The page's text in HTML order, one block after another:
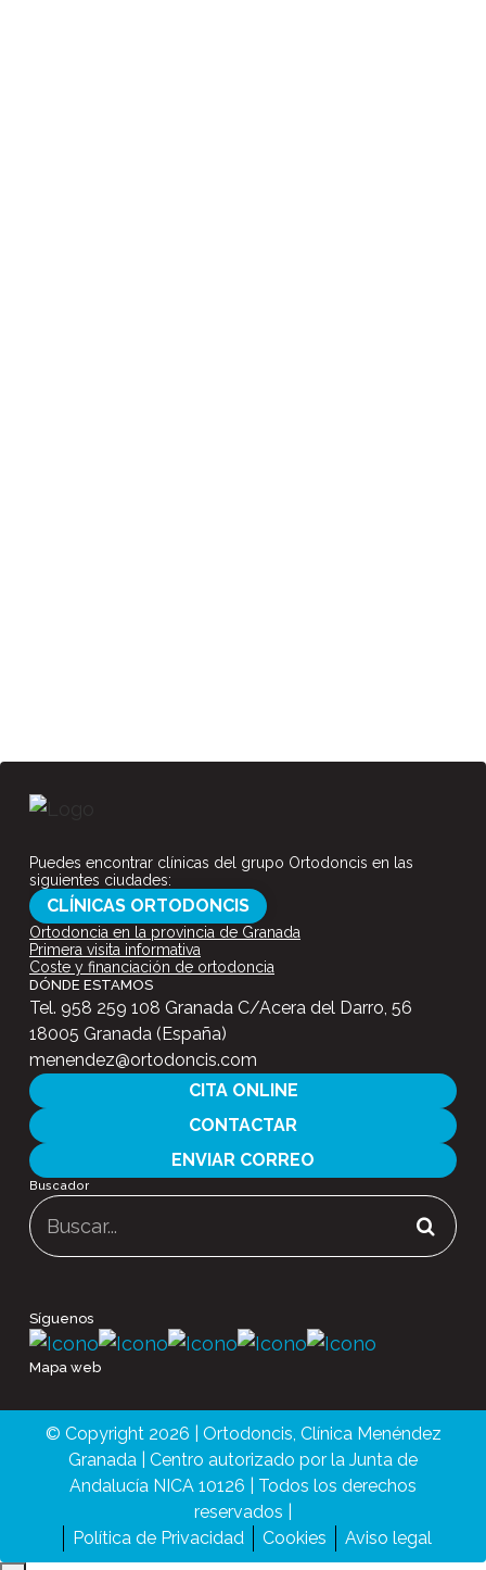
Puedes encontrar clínicas del grupo Ortodoncis en las
siguientes ciudades:
CLÍNICAS ORTODONCIS
Ortodoncia en la provincia de Granada
Primera visita informativa
Coste y financiación de ortodoncia
DÓNDE ESTAMOS
Tel. 958 259 108 Granada C/Acera del Darro, 56
18005 Granada (España)
menendez@ortodoncis.com
CITA ONLINE
CONTACTAR
ENVIAR CORREO
Buscador
Buscar:
Síguenos
Mapa web
© Copyright 2026 | Ortodoncis, Clínica Menéndez
Granada | Centro autorizado por la Junta de
Andalucía NICA 10126 | Todos los derechos
reservados |
Política de Privacidad
Cookies Aviso legal